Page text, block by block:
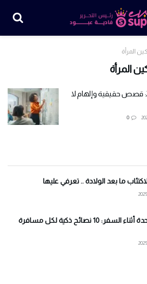
المرأة
المرأة
تمكين المرأة العربية 2025: قصص حقيقية وإلهام لا
0
تجنب الوحدة أثناء السفر: 10 نصائح ذكية لكل مسافرة